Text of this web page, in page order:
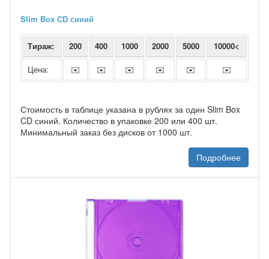
Slim Box CD синий
Тираж: 200 400 1000 2000 5000 10000<
Цена: ✉️ ✉️ ✉️ ✉️ ✉️ ✉️
Стоимость в таблице указана в рублях за один Slim Box
CD синий. Количество в упаковке 200 или 400 шт.
Минимальный заказ без дисков от 1000 шт.
Подробнее